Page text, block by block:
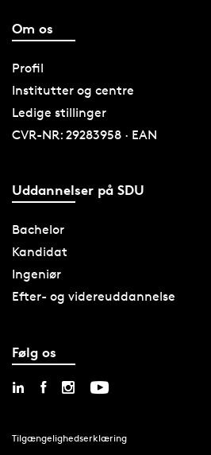
Om os
Profil
Institutter og centre
Ledige stillinger
CVR-NR: 29283958 · EAN
Uddannelser på SDU
Bachelor
Kandidat
Ingeniør
Efter- og videreuddannelse
Følg os
Tilgængelighedserklæring